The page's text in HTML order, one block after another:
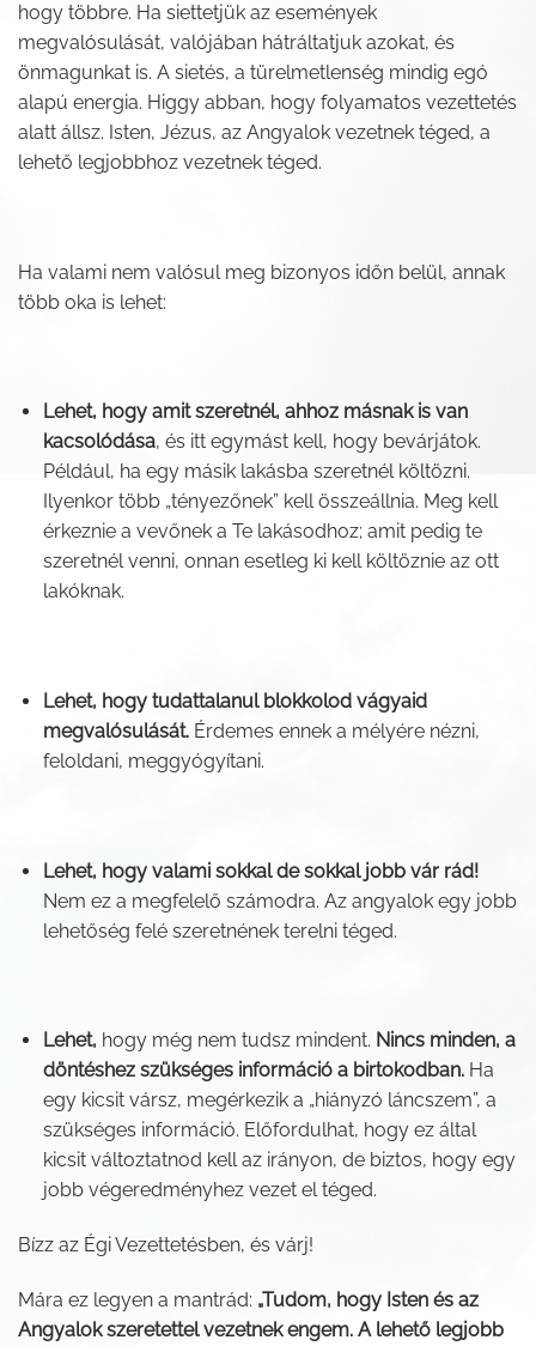
hogy többre. Ha siettetjük az események
megvalósulását, valójában hátráltatjuk azokat, és
önmagunkat is. A sietés, a türelmetlenség mindig egó
alapú energia. Higgy abban, hogy folyamatos vezettetés
alatt állsz. Isten, Jézus, az Angyalok vezetnek téged, a
lehető legjobbhoz vezetnek téged.
Ha valami nem valósul meg bizonyos időn belül, annak
több oka is lehet:
Lehet, hogy amit szeretnél, ahhoz másnak is van
kacsolódása, és itt egymást kell, hogy bevárjátok.
Például, ha egy másik lakásba szeretnél költözni.
Ilyenkor több „tényezőnek” kell összeállnia. Meg kell
érkeznie a vevőnek a Te lakásodhoz; amit pedig te
szeretnél venni, onnan esetleg ki kell költöznie az ott
lakóknak.
Lehet, hogy tudattalanul blokkolod vágyaid
megvalósulását.Érdemes ennek a mélyére nézni,
feloldani, meggyógyítani.
Lehet, hogy valami sokkal de sokkal jobb vár rád!
Nem ez a megfelelő számodra. Az angyalok egy jobb
lehetőség felé szeretnének terelni téged.
Lehet, hogy még nem tudsz mindent. Nincs minden, a
döntéshez szükséges információ a birtokodban.Ha
egy kicsit vársz, megérkezik a „hiányzó láncszem”, a
szükséges információ. Előfordulhat, hogy ez által
kicsit változtatnod kell az irányon, de biztos, hogy egy
jobb végeredményhez vezet el téged.
Bízz az Égi Vezettetésben, és várj!
Mára ez legyen a mantrád: „Tudom, hogy Isten és az
Angyalok szeretettel vezetnek engem. A lehető legjobb